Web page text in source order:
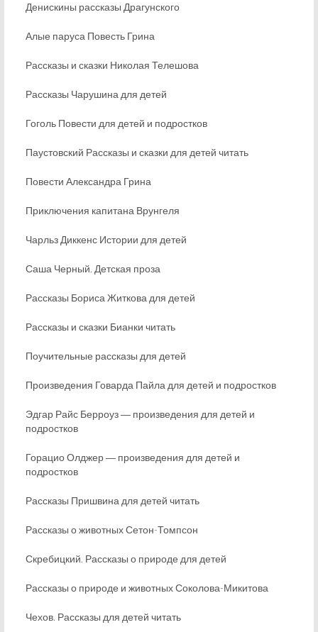
Денискины рассказы Драгунского
Алые паруса Повесть Грина
Рассказы и сказки Николая Телешова
Рассказы Чарушина для детей
Гоголь Повести для детей и подростков
Паустовский Рассказы и сказки для детей читать
Повести Александра Грина
Приключения капитана Врунгеля
Чарльз Диккенс Истории для детей
Саша Черный. Детская проза
Рассказы Бориса Житкова для детей
Рассказы и сказки Бианки читать
Поучительные рассказы для детей
Произведения Говарда Пайла для детей и подростков
Эдгар Райс Берроуз ― произведения для детей и
подростков
Горацио Олджер ― произведения для детей и
подростков
Рассказы Пришвина для детей читать
Рассказы о животных Сетон-Томпсон
Скребицкий. Рассказы о природе для детей
Рассказы о природе и животных Соколова-Микитова
Чехов. Рассказы для детей читать